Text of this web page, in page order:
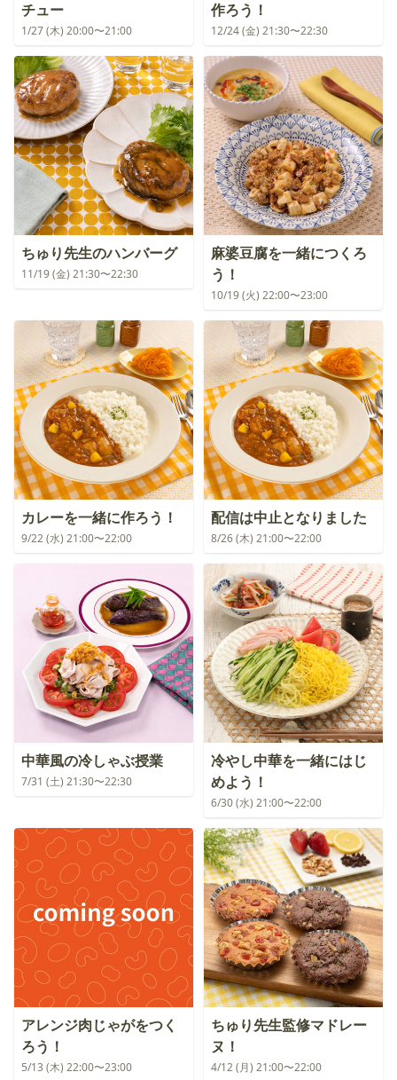
チュー
1/27 (木) 20:00〜21:00
作ろう！
12/24 (金) 21:30〜22:30
ちゅり先生のハンバーグ
11/19 (金) 21:30〜22:30
麻婆豆腐を一緒につくろ
う！
10/19 (火) 22:00〜23:00
カレーを一緒に作ろう！
9/22 (水) 21:00〜22:00
配信は中止となりました
8/26 (木) 21:00〜22:00
中華風の冷しゃぶ授業
7/31 (土) 21:30〜22:30
冷やし中華を一緒にはじ
めよう！
6/30 (水) 21:00〜22:00
アレンジ肉じゃがをつく
ろう！
5/13 (木) 22:00〜23:00
ちゅり先生監修マドレー
ヌ！
4/12 (月) 21:00〜22:00